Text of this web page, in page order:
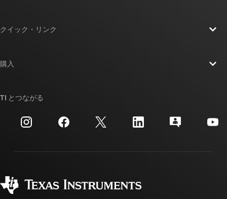
投資家向け情報
製造
クイック・リンク
クロスリファレンス検索
カスタマー・サポート・センター
myTI アカウントの FAQ
購入
ご注文に関する FAQ
TI とつながる